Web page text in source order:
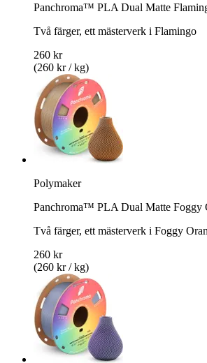
Panchroma™ PLA Dual Matte
Två färger, ett mästerverk i Flamingo
260 kr
(260 kr / kg)
Polymaker
Panchroma™ PLA Dual Matte Foggy
Två färger, ett mästerverk i Foggy
260 kr
(260 kr / kg)